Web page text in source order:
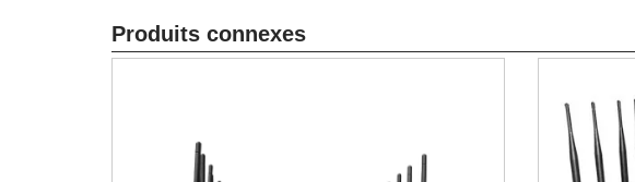
Produits connexes